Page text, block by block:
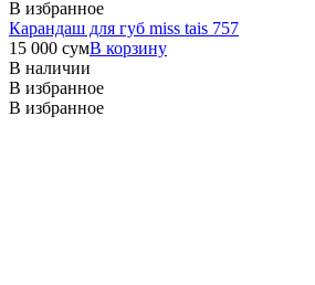
В избранное
Карандаш для губ miss tais 757
15 000 сумВ корзину
В наличии
В избранное
В избранное